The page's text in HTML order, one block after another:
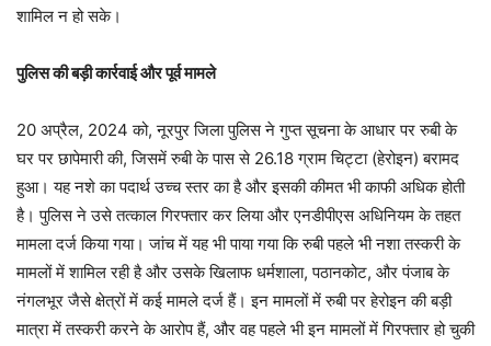
शामिल न हो सके।
पुलिस की बड़ी कार्रवाई और पूर्व मामले
20 अप्रैल, 2024 को, नूरपुर जिला पुलिस ने गुप्त सूचना के आधार पर रुबी के
घर पर छापेमारी की, जिसमें रुबी के पास से 26.18 ग्राम चिट्टा (हेरोइन) बरामद
हुआ। यह नशे का पदार्थ उच्च स्तर का है और इसकी कीमत भी काफी अधिक होती
है। पुलिस ने उसे तत्काल गिरफ्तार कर लिया और एनडीपीएस अधिनियम के तहत
मामला दर्ज किया गया। जांच में यह भी पाया गया कि रुबी पहले भी नशा तस्करी के
मामलों में शामिल रही है और उसके खिलाफ धर्मशाला, पठानकोट, और पंजाब के
नंगलभूर जैसे क्षेत्रों में कई मामले दर्ज हैं। इन मामलों में रुबी पर हेरोइन की बड़ी
मात्रा में तस्करी करने के आरोप हैं, और वह पहले भी इन मामलों में गिरफ्तार हो चुकी